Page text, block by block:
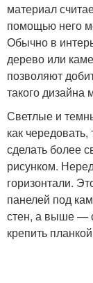
материал
помощью него
Обычно в
дерево или
позволяют
такого дизайна
Светлые и
как
сделать более
рисунком.
горизонтали.
панелей под
стен, а выше —
крепить